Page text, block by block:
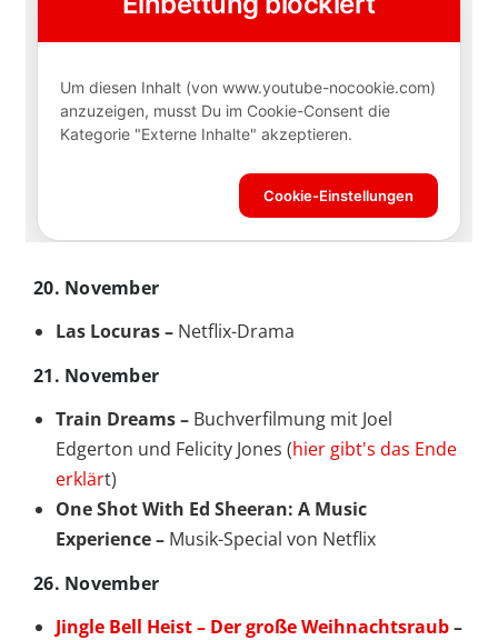
20. November
Las Locuras – Netflix-Drama
21. November
Train Dreams – Buchverfilmung mit Joel
Edgerton und Felicity Jones (hier gibt's das Ende
erklärt)
One Shot With Ed Sheeran: A Music
Experience – Musik-Special von Netflix
26. November
Jingle Bell Heist – Der große Weihnachtsraub–